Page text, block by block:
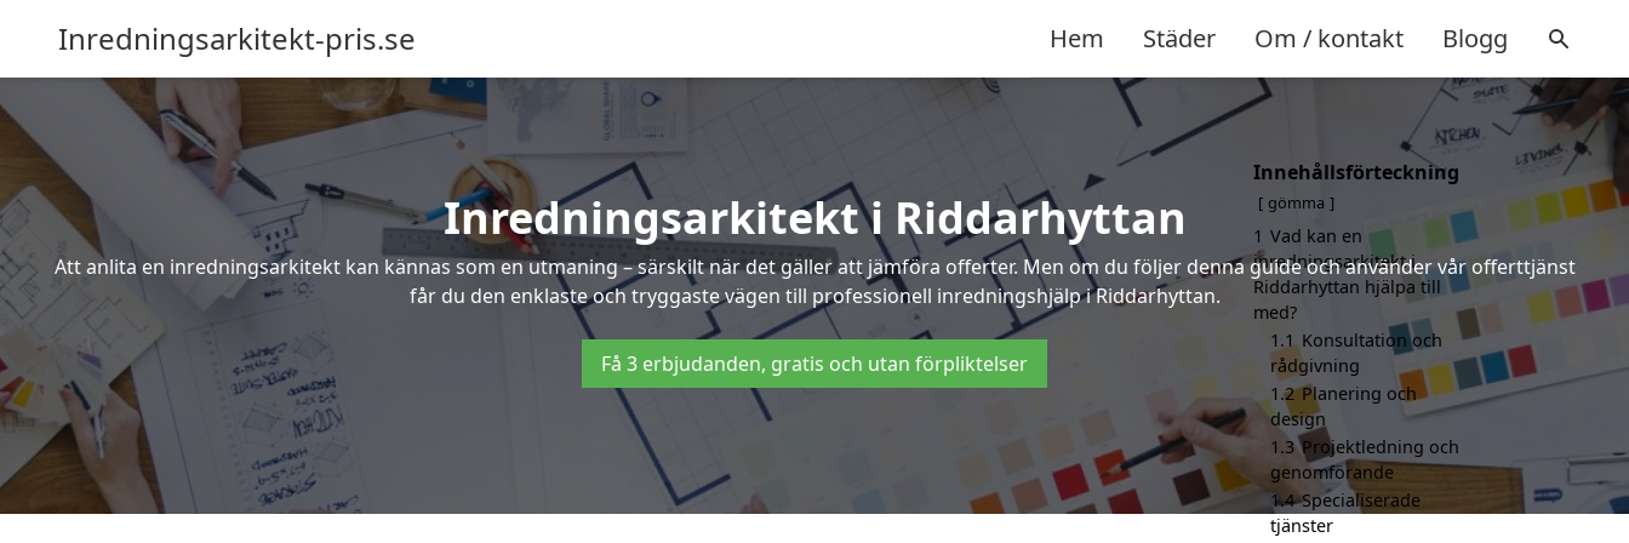
Inredningsarkitekt-pris.se Hem Städer Om / kontakt Blogg
Inredningsarkitekt i Riddarhyttan
Att anlita en inredningsarkitekt kan kännas som en utmaning – särskilt när det gäller att jämföra offerter. Men om du följer denna guide och använder vår offerttjänst
får du den enklaste och tryggaste vägen till professionell inredningshjälp i Riddarhyttan.
Få 3 erbjudanden, gratis och utan förpliktelser
Innehållsförteckning
gömma
1 Vad kan en
inredningsarkitekt i
Riddarhyttan hjälpa till
med?
1.1 Konsultation och
rådgivning
1.2 Planering och
design
1.3 Projektledning och
genomförande
1.4 Specialiserade
tjänster